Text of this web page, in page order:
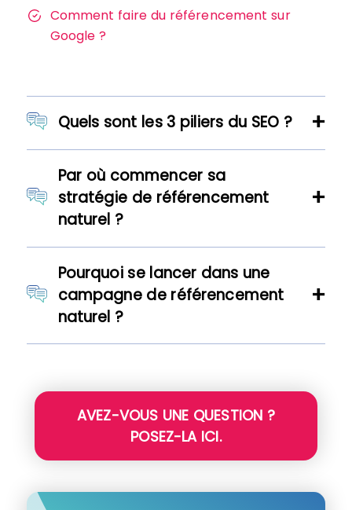
Comment faire du référencement sur
Google ?
Quels sont les 3 piliers du SEO ?
Par où commencer sa
stratégie de référencement
naturel ?
Pourquoi se lancer dans une
campagne de référencement
naturel ?
AVEZ-VOUS UNE QUESTION ?
POSEZ-LA ICI.